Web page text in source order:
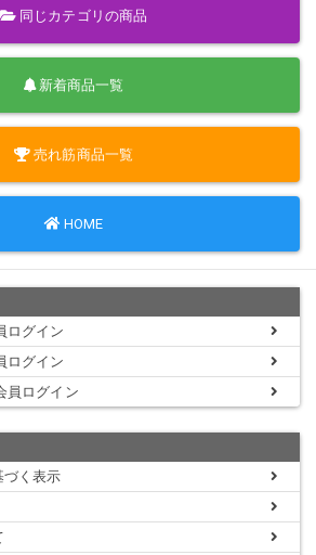
同じカテゴリの商品
新着商品一覧
売れ筋商品一覧
HOME
ログイン
ログイン
員ログイン
づく表示